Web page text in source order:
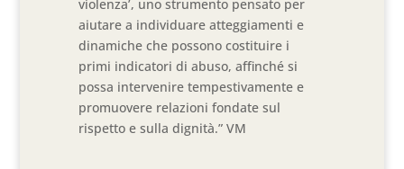
violenza’, uno strumento pensato per
aiutare a individuare atteggiamenti e
dinamiche che possono costituire i
primi indicatori di abuso, affinché si
possa intervenire tempestivamente e
promuovere relazioni fondate sul
rispetto e sulla dignità.” VM